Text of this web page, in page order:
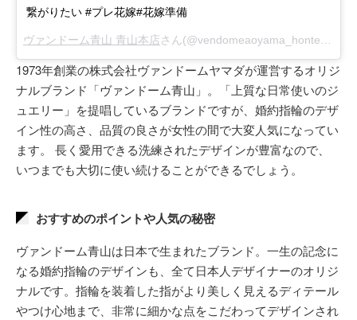
繋がりたい #プレ花嫁#花嫁準備
ヴァンドーム青山 青山本店さん(@vendomeaoyama_honten)がシェアした投稿 -
1973年創業の株式会社ヴァンドームヤマダが運営するオリジ
ナルブランド「ヴァンドーム青山」。「上質な日常使いのジ
ュエリー」を提唱しているブランドですが、婚約指輪のデザ
イン性の高さ、品質の良さが女性の間で大変人気になってい
ます。 長く愛用できる洗練されたデザインが豊富なので、
いつまでも大切に使い続けることができるでしょう。
おすすめのポイントや人気の秘密
ヴァンドーム青山は日本で生まれたブランド。一生の記念に
なる婚約指輪のデザインも、全て日本人デザイナーのオリジ
ナルです。指輪を装着した指がより美しく見えるディテール
やつけ心地まで、非常に細かな点をこだわってデザインされ